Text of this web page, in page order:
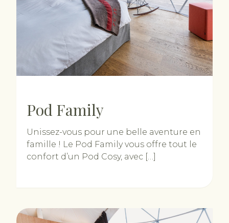
Pod Family
Unissez-vous pour une belle aventure en
famille ! Le Pod Family vous offre tout le
confort d’un Pod Cosy, avec […]